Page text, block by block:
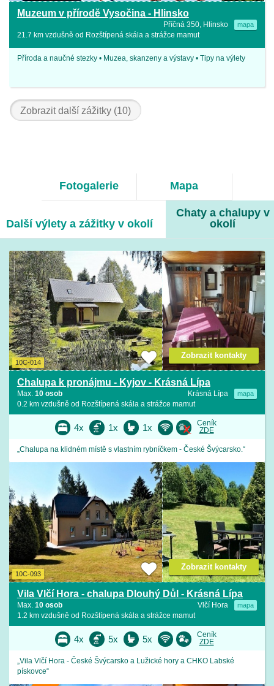
Muzeum v přírodě Vysočina - Hlinsko
Příčná 350, Hlinsko mapa
21.7 km vzdušně od Rozštípená skála a strážce mamut
Příroda a naučné stezky • Muzea, skanzeny a výstavy • Tipy na výlety
Zobrazit další zážitky (10)
Fotogalerie Mapa
Další výlety a zážitky v okolí
Chaty a chalupy v
okolí
10C-014
Chalupa k pronájmu - Kyjov - Krásná Lípa
Krásná Lípa mapa
Max. 10 osob
0.2 km vzdušně od Rozštípená skála a strážce mamut
Zobrazit kontakty
4x 1x 1x
Ceník
ZDE
„Chalupa na klidném místě s vlastním rybníčkem - České Švýcarsko.“
10C-093
Vila Vlčí Hora - chalupa Dlouhý Důl - Krásná Lípa
Vlčí Hora mapa
Max. 10 osob
1.2 km vzdušně od Rozštípená skála a strážce mamut
Zobrazit kontakty
4x 5x 5x
Ceník
ZDE
„Vila Vlčí Hora - České Švýcarsko a Lužické hory a CHKO Labské
pískovce“